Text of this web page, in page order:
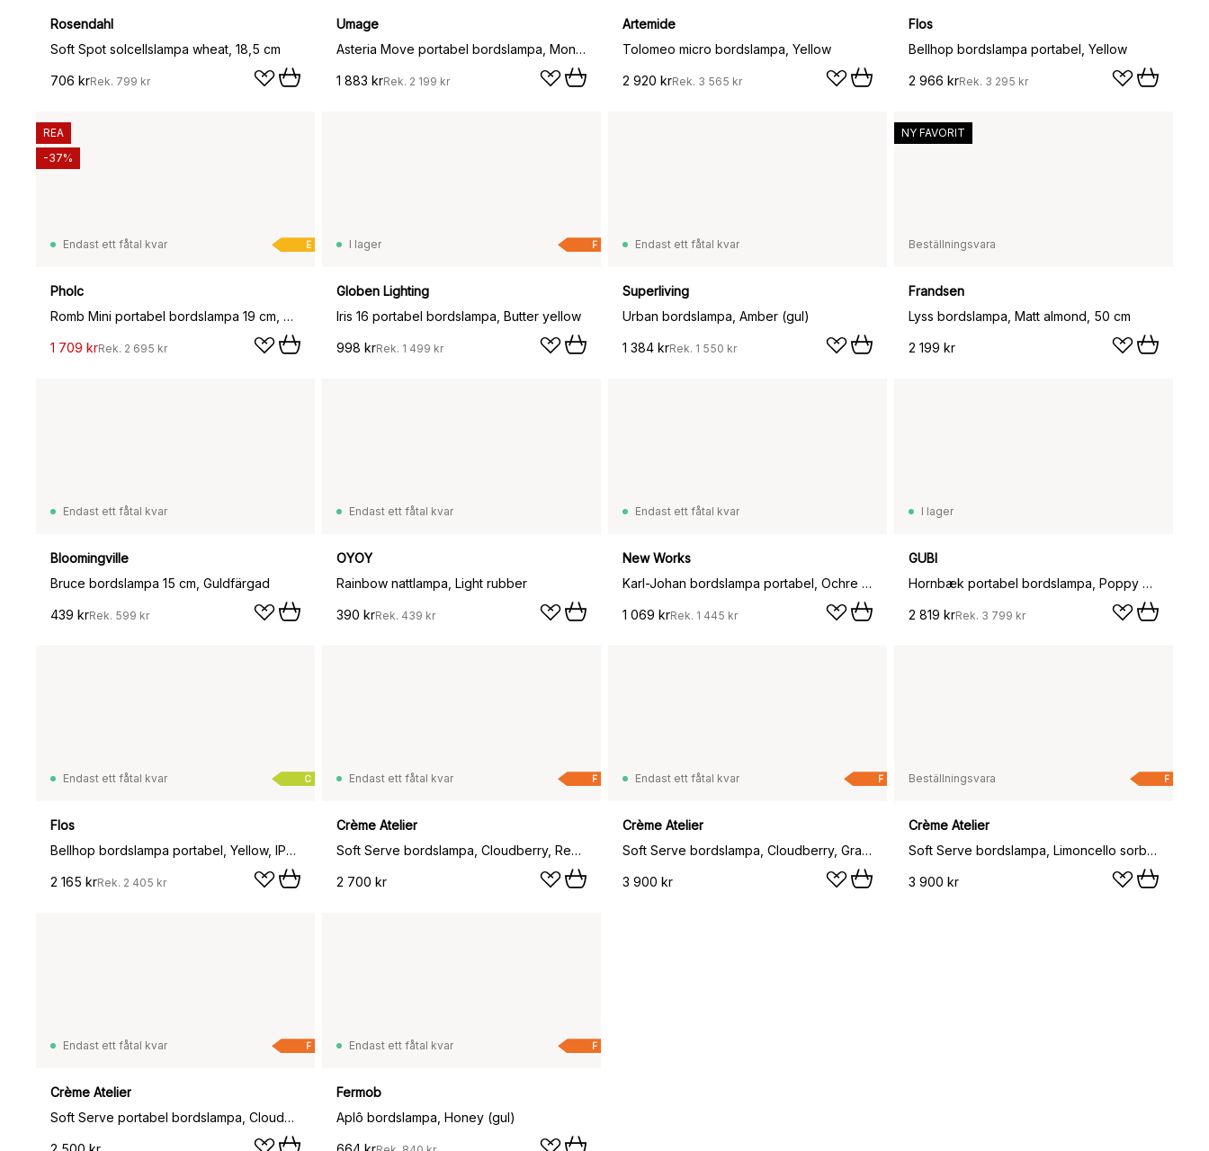
Rosendahl
Soft Spot solcellslampa wheat, 18,5 cm
706 krRek. 799 kr
Umage
Asteria Move portabel bordslampa, Monochrome-sunflower
1 883 krRek. 2 199 kr
Artemide
Tolomeo micro bordslampa, Yellow
2 920 krRek. 3 565 kr
Flos
Bellhop bordslampa portabel, Yellow
2 966 krRek. 3 295 kr
E
Endast ett fåtal kvar
Pholc
Romb Mini portabel bordslampa 19 cm, Cumin
1 709 krRek. 2 695 kr
REA
-37%
F
I lager
Globen Lighting
Iris 16 portabel bordslampa, Butter yellow
998 krRek. 1 499 kr
Endast ett fåtal kvar
Superliving
Urban bordslampa, Amber (gul)
1 384 krRek. 1 550 kr
Beställningsvara
Frandsen
Lyss bordslampa, Matt almond, 50 cm
2 199 kr
NY FAVORIT
Endast ett fåtal kvar
Bloomingville
Bruce bordslampa 15 cm, Guldfärgad
439 krRek. 599 kr
Endast ett fåtal kvar
OYOY
Rainbow nattlampa, Light rubber
390 krRek. 439 kr
Endast ett fåtal kvar
New Works
Karl-Johan bordslampa portabel, Ochre yellow
1 069 krRek. 1 445 kr
I lager
GUBI
Hornbæk portabel bordslampa, Poppy yellow
2 819 krRek. 3 799 kr
C
Endast ett fåtal kvar
Flos
Bellhop bordslampa portabel, Yellow, IP54 (inom/utomhus)
2 165 krRek. 2 405 kr
F
Endast ett fåtal kvar
Crème Atelier
Soft Serve bordslampa, Cloudberry, Regular, 26 cm
2 700 kr
F
Endast ett fåtal kvar
Crème Atelier
Soft Serve bordslampa, Cloudberry, Grande, 34 cm
3 900 kr
F
Beställningsvara
Crème Atelier
Soft Serve bordslampa, Limoncello sorbet, Grande, 34 cm
3 900 kr
F
Endast ett fåtal kvar
Crème Atelier
Soft Serve portabel bordslampa, Cloudberry, 23 cm
F
Endast ett fåtal kvar
Fermob
Aplô bordslampa, Honey (gul)